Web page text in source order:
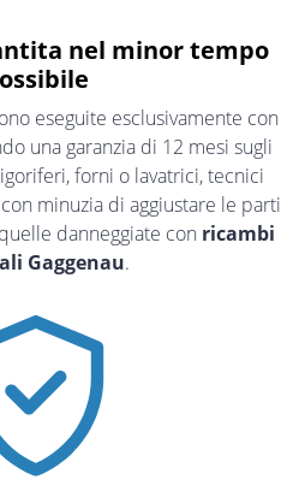
nel minor tempo
eseguite esclusivamente con
una garanzia di 12 mesi sugli
forni o lavatrici, tecnici
minuzia di aggiustare le parti
danneggiate con ricambi
Gaggenau.